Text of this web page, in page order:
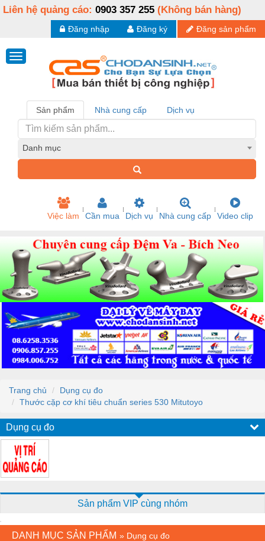
Liên hệ quảng cáo: 0903 357 255 (Không bán hàng)
Đăng sản phẩm
Đăng ký
Đăng nhập
Sản phẩm Nhà cung cấp Dịch vụ
Danh mục
Việc làm Cần mua Dịch vụ Nhà cung cấp Video clip
Trang chủ
Dụng cụ đo
Thước cặp cơ khí tiêu chuẩn series 530 Mitutoyo
Dụng cụ đo
Sản phẩm VIP cùng nhóm
DANH MỤC SẢN PHẨM » Dụng cụ đo